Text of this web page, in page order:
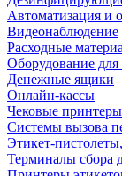
Автоматизация и
Видеонаблюдение
Расходные
Оборудование для
Денежные ящики
Онлайн-кассы
Чековые принтеры
Системы вызова
Этикет-
Терминалы сбора